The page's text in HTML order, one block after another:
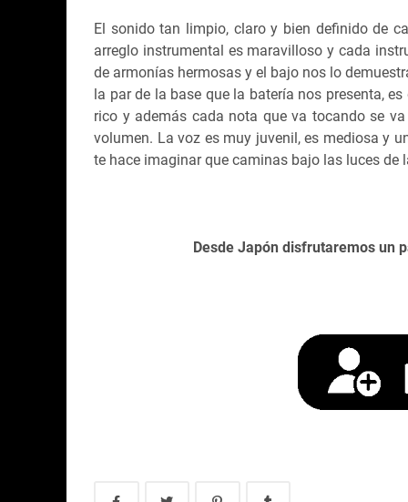
El sonido tan limpio, claro y bien definido de
arreglo instrumental es maravilloso y cada
de armonías hermosas y el bajo nos lo
la par de la base que la batería nos presenta,
rico y además cada nota que va tocando se
volumen. La voz es muy juvenil, es mediosa y
te hace imaginar que caminas bajo las luces de
Desde Japón disfrutaremos un